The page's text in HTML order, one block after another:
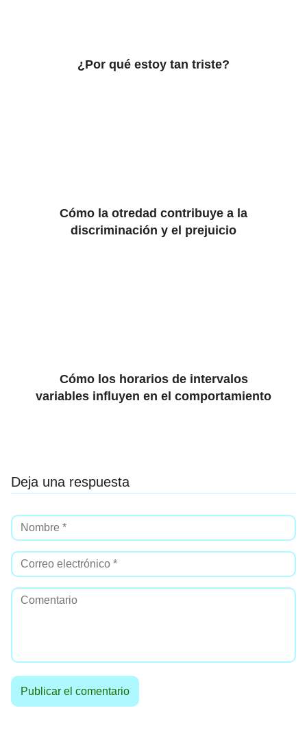
¿Por qué estoy tan triste?
Cómo la otredad contribuye a la
discriminación y el prejuicio
Cómo los horarios de intervalos
variables influyen en el comportamiento
Deja una respuesta